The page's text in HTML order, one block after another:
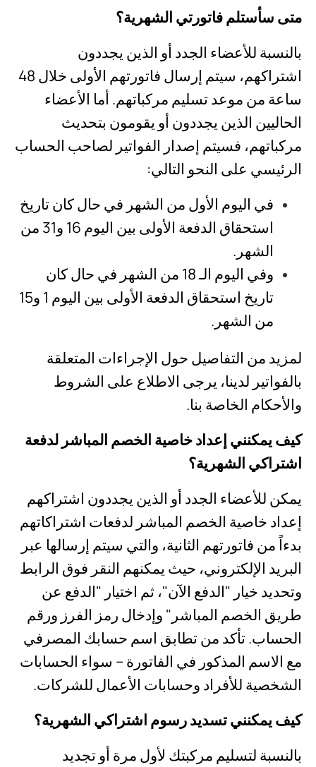
متى سأستلم فاتورتي الشهرية؟
بالنسبة للأعضاء الجدد أو الذين يجددون
اشتراكهم، سيتم إرسال فاتورتهم الأولى خلال 48
ساعة من موعد تسليم مركباتهم. أما الأعضاء
الحاليين الذين يجددون أو يقومون بتحديث
مركباتهم، فسيتم إصدار الفواتير لصاحب الحساب
الرئيسي على النحو التالي:
في اليوم الأول من الشهر في حال كان تاريخ
استحقاق الدفعة الأولى بين اليوم 16 و31 من
الشهر.
وفي اليوم الـ 18 من الشهر في حال كان
تاريخ استحقاق الدفعة الأولى بين اليوم 1 و15
من الشهر.
لمزيد من التفاصيل حول الإجراءات المتعلقة
بالفواتير لدينا، يرجى الاطلاع على الشروط
والأحكام الخاصة بنا.
كيف يمكنني إعداد خاصية الخصم المباشر لدفعة
اشتراكي الشهرية؟
يمكن للأعضاء الجدد أو الذين يجددون اشتراكهم
إعداد خاصية الخصم المباشر لدفعات اشتراكاتهم
بدءاً من فاتورتهم الثانية، والتي سيتم إرسالها عبر
البريد الإلكتروني، حيث يمكنهم النقر فوق الرابط
وتحديد خيار "الدفع الآن"، ثم اختيار "الدفع عن
طريق الخصم المباشر" وإدخال رمز الفرز ورقم
الحساب. تأكد من تطابق اسم حسابك المصرفي
مع الاسم المذكور في الفاتورة – سواء الحسابات
الشخصية للأفراد وحسابات الأعمال للشركات.
كيف يمكنني تسديد رسوم اشتراكي الشهرية؟
بالنسبة لتسليم مركبتك لأول مرة أو تجديد